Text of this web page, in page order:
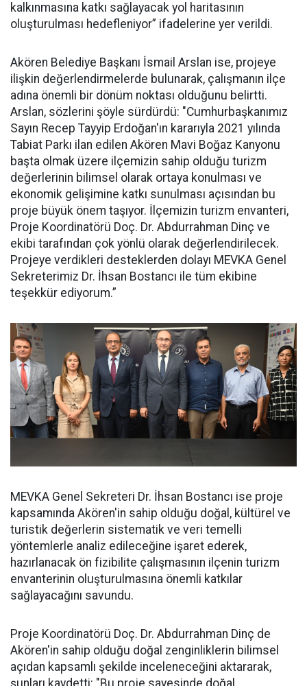
kalkınmasına katkı sağlayacak yol haritasının
oluşturulması hedefleniyor” ifadelerine yer verildi.
Akören Belediye Başkanı İsmail Arslan ise, projeye
ilişkin değerlendirmelerde bulunarak, çalışmanın ilçe
adına önemli bir dönüm noktası olduğunu belirtti.
Arslan, sözlerini şöyle sürdürdü: "Cumhurbaşkanımız
Sayın Recep Tayyip Erdoğan'ın kararıyla 2021 yılında
Tabiat Parkı ilan edilen Akören Mavi Boğaz Kanyonu
başta olmak üzere ilçemizin sahip olduğu turizm
değerlerinin bilimsel olarak ortaya konulması ve
ekonomik gelişimine katkı sunulması açısından bu
proje büyük önem taşıyor. İlçemizin turizm envanteri,
Proje Koordinatörü Doç. Dr. Abdurrahman Dinç ve
ekibi tarafından çok yönlü olarak değerlendirilecek.
Projeye verdikleri desteklerden dolayı MEVKA Genel
Sekreterimiz Dr. İhsan Bostancı ile tüm ekibine
teşekkür ediyorum.”
MEVKA Genel Sekreteri Dr. İhsan Bostancı ise proje
kapsamında Akören'in sahip olduğu doğal, kültürel ve
turistik değerlerin sistematik ve veri temelli
yöntemlerle analiz edileceğine işaret ederek,
hazırlanacak ön fizibilite çalışmasının ilçenin turizm
envanterinin oluşturulmasına önemli katkılar
sağlayacağını savundu.
Proje Koordinatörü Doç. Dr. Abdurrahman Dinç de
Akören'in sahip olduğu doğal zenginliklerin bilimsel
açıdan kapsamlı şekilde inceleneceğini aktararak,
şunları kaydetti: "Bu proje sayesinde doğal